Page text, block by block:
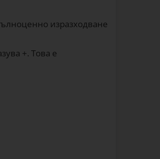
изразходване
+. Това е